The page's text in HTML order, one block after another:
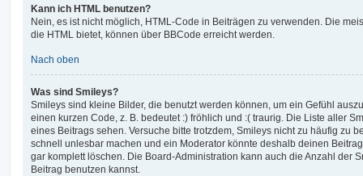
Kann ich HTML benutzen?
Nein, es ist nicht möglich, HTML-Code in Beiträgen zu verwenden. Die
die HTML bietet, können über BBCode erreicht werden.
Nach oben
Was sind Smileys?
Smileys sind kleine Bilder, die benutzt werden können, um ein Gefühl
einen kurzen Code, z. B. bedeutet :) fröhlich und :( traurig. Die Liste aller
eines Beitrags sehen. Versuche bitte trotzdem, Smileys nicht zu häufig zu
schnell unlesbar machen und ein Moderator könnte deshalb deinen
gar komplett löschen. Die Board-Administration kann auch die Anzahl der
Beitrag benutzen kannst.